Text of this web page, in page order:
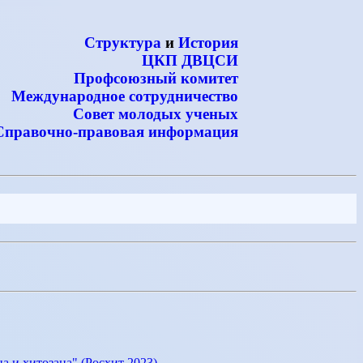
Структура и История
ЦКП ДВЦСИ
Профсоюзный комитет
Международное сотрудничество
Совет молодых ученых
правовая информация